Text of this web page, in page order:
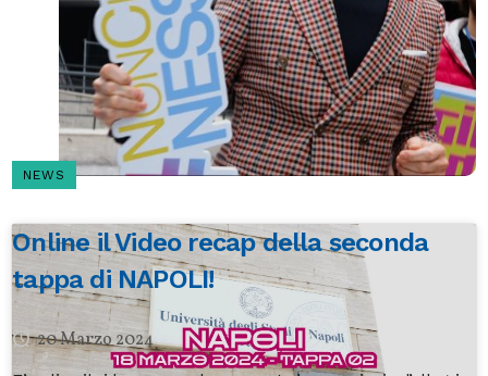
NEWS
Online il Video recap della seconda
tappa di NAPOLI!
20 Marzo 2024